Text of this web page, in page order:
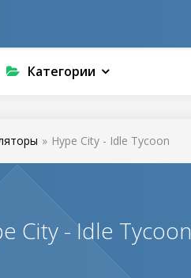
Категории
» Hype City - Idle Tycoon
City - Idle Tycoon